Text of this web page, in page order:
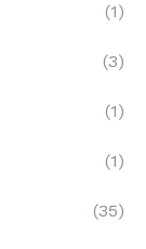
(1)
(3)
(1)
(1)
(35)